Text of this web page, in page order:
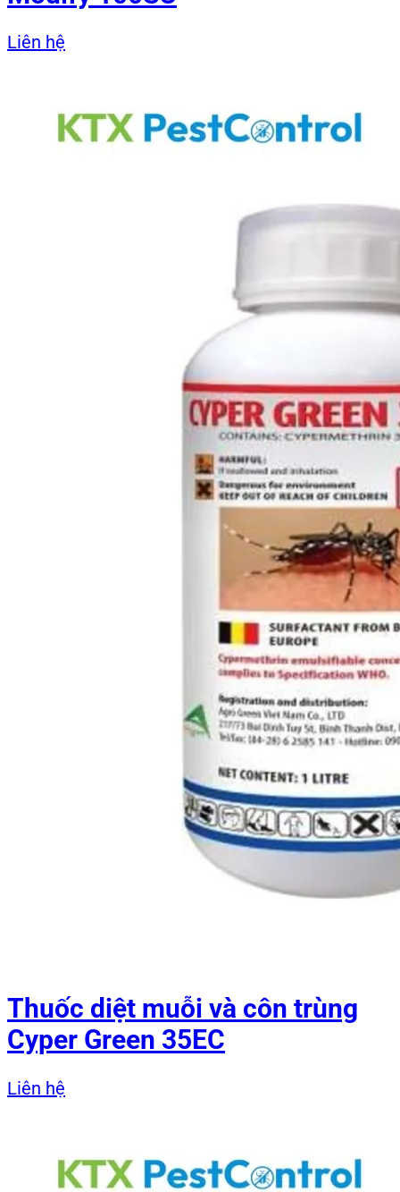
Liên hệ
Thuốc diệt muỗi và côn trùng
Cyper Green 35EC
Liên hệ